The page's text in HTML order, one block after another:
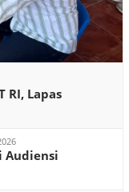
RI, Lapas
Audiensi